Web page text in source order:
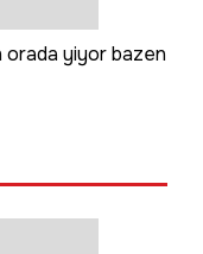
orada yiyor bazen